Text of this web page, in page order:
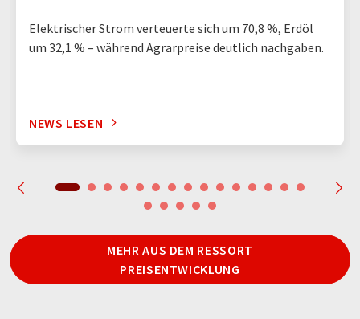
Elektrischer Strom verteuerte sich um 70,8 %, Erdöl
um 32,1 % – während Agrarpreise deutlich nachgaben.
NEWS LESEN
MEHR AUS DEM RESSORT
PREISENTWICKLUNG